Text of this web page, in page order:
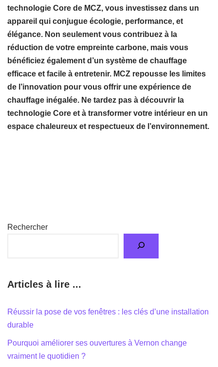
technologie Core de MCZ, vous investissez dans un
appareil qui conjugue écologie, performance, et
élégance. Non seulement vous contribuez à la
réduction de votre empreinte carbone, mais vous
bénéficiez également d’un système de chauffage
efficace et facile à entretenir. MCZ repousse les limites
de l’innovation pour vous offrir une expérience de
chauffage inégalée. Ne tardez pas à découvrir la
technologie Core et à transformer votre intérieur en un
espace chaleureux et respectueux de l’environnement.
Rechercher
Articles à lire ...
Réussir la pose de vos fenêtres : les clés d’une installation
durable
Pourquoi améliorer ses ouvertures à Vernon change
vraiment le quotidien ?